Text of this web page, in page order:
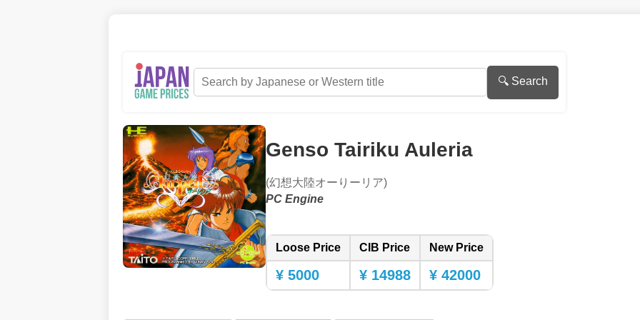
🔍 Search
Genso Tairiku Auleria
(幻想大陸オーりーリア)
PC Engine
Loose Price CIB Price New Price
¥ 5000 ¥ 14988 ¥ 42000